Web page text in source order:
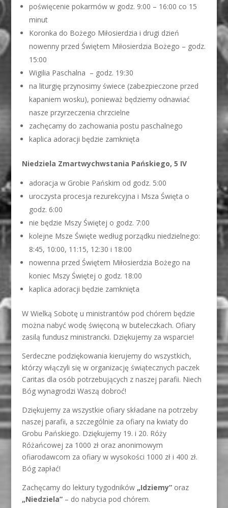
poświęcenie pokarmów w godz. 9:00 – 16:00 co 15
minut
Koronka do Bożego Miłosierdzia i drugi dzień
nowenny przed Świętem Miłosierdzia Bożego – godz.
15:00
Wigilia Paschalna – godz. 19:30
na liturgię przynosimy świece (zabezpieczone przed
kapaniem wosku), ponieważ będziemy odnawiać
nasze przyrzeczenia chrzcielne
zachęcamy do zachowania postu paschalnego
kaplica adoracji będzie zamknięta
Niedziela Zmartwychwstania Pańskiego, 5 IV
adoracja w Grobie Pańskim od godz. 5:00
uroczysta procesja rezurekcyjna i Msza Święta o
godz. 6:00
nie będzie Mszy Świętej o godz. 7:00
kolejne Msze Święte według porządku niedzielnego:
8:45, 10:00, 11:15, 12:30 i 18:00
nowenna przed Świętem Miłosierdzia Bożego na
koniec Mszy Świętej o godz. 18:00
kaplica adoracji będzie zamknięta
W Wielką Sobotę u ministrantów pod chórem będzie
można nabyć wodę święconą w buteleczkach. Ofiary
zasilą fundusz ministrancki. Dziękujemy za wsparcie!
Serdeczne podziękowania kierujemy do wszystkich,
którzy włączyli się w organizację świątecznych paczek
Caritas dla osób potrzebujących z naszej parafii. Niech
Bóg wynagrodzi Waszą dobroć!
Dziękujemy za wszystkie ofiary składane na potrzeby
naszej parafii, a szczególnie za ofiary na kwiaty do
Grobu Pańskiego. Dziękujemy 19. i 20. Róży
Różańcowej za 1000 zł oraz anonimowym
ofiarodawcom za ofiary w wysokości 1000 zł i 400 zł.
Bóg zapłać!
Zachęcamy do lektury tygodników „Idziemy”oraz
„Niedziela”– do nabycia pod chórem.